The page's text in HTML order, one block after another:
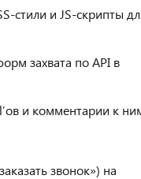
стили и JS-скрипты
захвата по API в
и комментарии к
звонок») на